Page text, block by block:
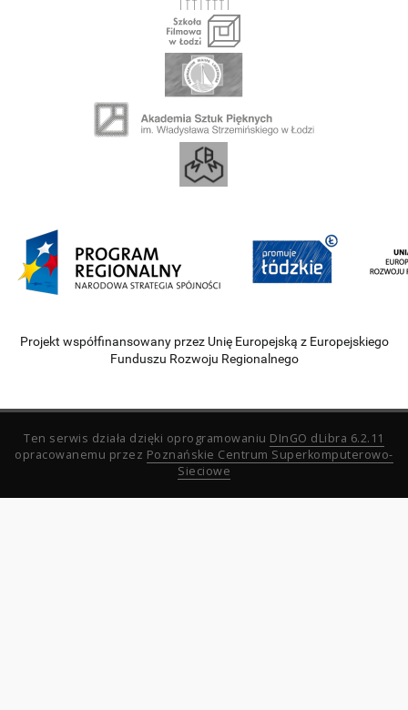
Projekt współfinansowany przez Unię Europejską z Europejskiego
Funduszu Rozwoju Regionalnego
Ten serwis działa dzięki oprogramowaniu DInGO dLibra 6.2.11
opracowanemu przez Poznańskie Centrum Superkomputerowo-
Sieciowe